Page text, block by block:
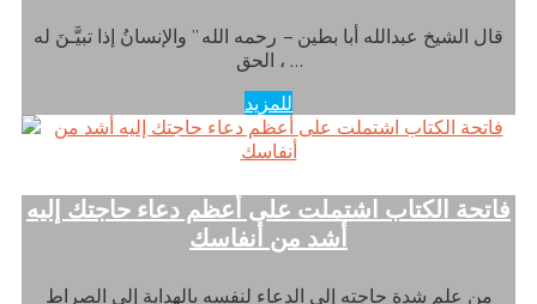
قال الشيخ عبدالله أبا بطين – رحمه الله ” والإنسانُ إذا تبيَّـنَ له
الحق ، …
للمزيد
فاتحة الكتاب اشتملت على أعظم دعاء حاجتك إليه
أشد من أنفاسك
من علم شدة حاجته إلى الدعاء لنفسه بالهداية إلى الصراط